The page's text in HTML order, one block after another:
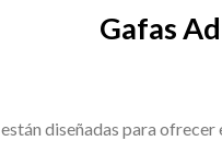
Gafas
están diseñadas para